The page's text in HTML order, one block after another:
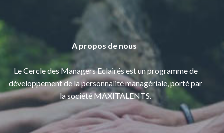
A propos de nous
Le Cercle des Managers Eclairés est un programme de
développement de la personnalité managériale, porté par
la société MAXITALENTS.